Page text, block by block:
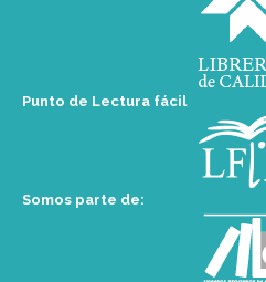
Punto de Lectura fácil
Somos parte de: